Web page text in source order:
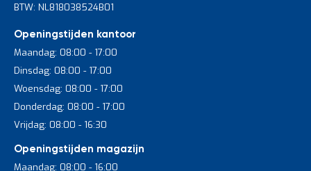
BTW: NL818038524B01
Openingstijden kantoor
Maandag: 08:00 - 17:00
Dinsdag: 08:00 - 17:00
Woensdag: 08:00 - 17:00
Donderdag: 08:00 - 17:00
Vrijdag: 08:00 - 16:30
Openingstijden magazijn
Maandag: 08:00 - 16:00